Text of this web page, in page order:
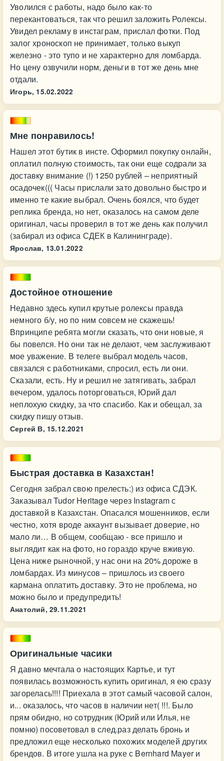
Уволился с работы, надо было как-то
перекантоваться, так что решил заложить Ролексы.
Увидел рекламу в инстаграм, прислал фотки. Под
залог хроноскоп не принимает, только выкуп
железно - это тупо и не характерно для ломбарда.
Но цену озвучили норм, деньги в тот же день мне
отдали.
Игорь, 15.02.2022
Мне понравилось!
Нашел этот бутик в инсте. Оформил покупку онлайн,
оплатил полную стоимость, так они еще содрали за
доставку внимание (!) 1250 рублей – неприятный
осадочек((( Часы прислали зато довольно быстро и
именно те какие выбрал. Очень боялся, что будет
реплика бренда, но нет, оказалось на самом деле
оригинал, часы проверил в тот же день как получил
(забирал из офиса СДЕК в Калининграде).
Ярослав, 13.01.2022
Достойное отношение
Недавно здесь купил крутые ролексы правда
немного б/у, но по ним совсем не скажешь!
Впринципе ребята могли сказать, что они новые, я
бы повелся. Но они так не делают, чем заслуживают
мое уважение. В телеге выбрал модель часов,
связался с работниками, спросил, есть ли они.
Сказали, есть. Ну и решил не затягивать, забрал
вечером, удалось поторговаться, Юрий дал
неплохую скидку, за что спасибо. Как и обещал, за
скидку пишу отзыв.
Сергей В, 15.12.2021
Быстрая доставка в Казахстан!
Сегодня забрал свою прелесть:) из офиса СДЭК.
Заказывал Tudor Heritage через Instagram с
доставкой в Казахстан. Опасался мошенников, если
честно, хотя вроде аккаунт вызывает доверие, но
мало ли… В общем, сообщаю - все пришло и
выглядит как на фото, но гораздо круче вживую.
Цена ниже рыночной, у нас они на 20% дороже в
ломбардах. Из минусов – пришлось из своего
кармана оплатить доставку. Это не проблема, но
можно было и предупредить!
Анатолий, 29.11.2021
Оригинальные часики
Я давно мечтала о настоящих Картье, и тут
появилась возможность купить оригинал, я ею сразу
загорелась!!!! Приехала в этот самый часовой салон,
и... оказалось, что часов в наличии нет( !!!. Было
прям обидно, но сотрудник (Юрий или Илья, не
помню) посоветовал в след.раз делать бронь и
предложил еще несколько похожих моделей других
брендов. В итоге ушла на руке с Bernhard Mayer и